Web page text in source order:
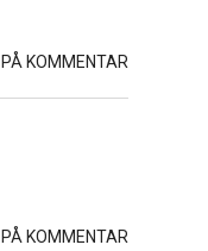
KOMMENTAR
KOMMENTAR